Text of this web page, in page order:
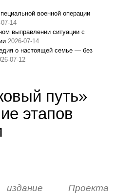
военной операции
14
выправлении ситуации с
2026-07-14
о настоящей семье — без
07-12
путь»
этапов
Проекта